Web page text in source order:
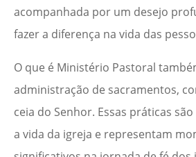
acompanhada por um desejo
fazer a diferença na vida das
O que é Ministério Pastoral
administração de sacramentos,
ceia do Senhor. Essas práticas
a vida da igreja e representam